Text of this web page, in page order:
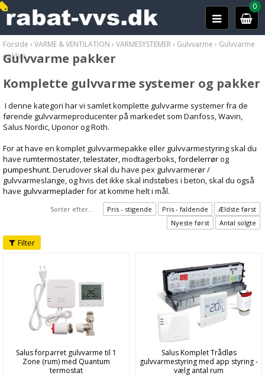
0
Forside › VARME & VENTILATION › VARMESYSTEMER› Gulvvarme › Gulvvarme
pakker
Gulvvarme pakker
Komplette gulvvarme systemer og pakker
I denne kategori har vi samlet komplette gulvvarme systemer fra de
førende gulvvarmeproducenter på markedet som Danfoss, Wavin,
Salus Nordic, Uponor og Roth.
For at have en komplet gulvvarmepakke eller gulvvarmestyring skal du
have rumtermostater,telestater, modtagerboks,fordelerrørog
pumpeshunt. Derudover skal du have pex gulvvarmerør /
gulvvarmeslange, og hvis det ikke skal indstøbes i beton, skal du også
have gulvvarmepladerfor at komme helt i mål.
Sorter efter... Pris - stigende Pris - faldende
Ældste først
Nyeste først
Antal solgte
Filter
Salus forparret gulvvarme til 1
Zone (rum) med Quantum
termostat
Salus Komplet Trådløs
gulvvarmestyring med app styring -
vælg antal rum